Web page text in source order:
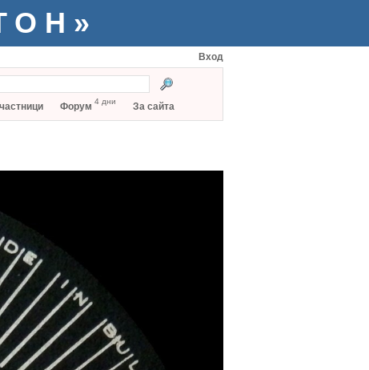
Вход
Форум 4 дни За сайта